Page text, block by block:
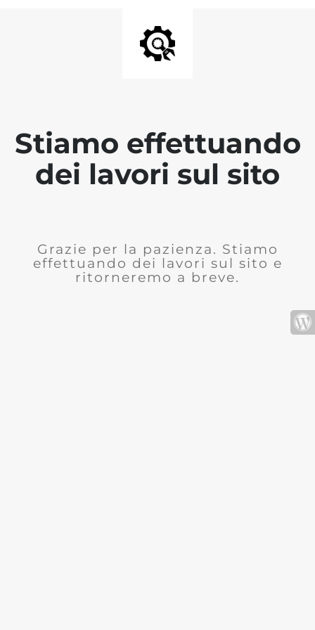
Stiamo effettuando
dei lavori sul sito
Grazie per la pazienza. Stiamo
effettuando dei lavori sul sito e
ritorneremo a breve.